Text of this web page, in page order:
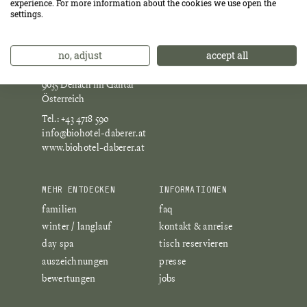
St. Daniel 32
9635 Dellach im Gailtal
Österreich
Tel.: +43 4718 590
info@biohotel-daberer.at
www.biohotel-daberer.at
MEHR ENTDECKEN
familien
winter / langlauf
day spa
auszeichnungen
bewertungen
INFORMATIONEN
faq
kontakt & anreise
tisch reservieren
presse
jobs
experience. For more information about the cookies we use open the
settings.
no, adjust accept all